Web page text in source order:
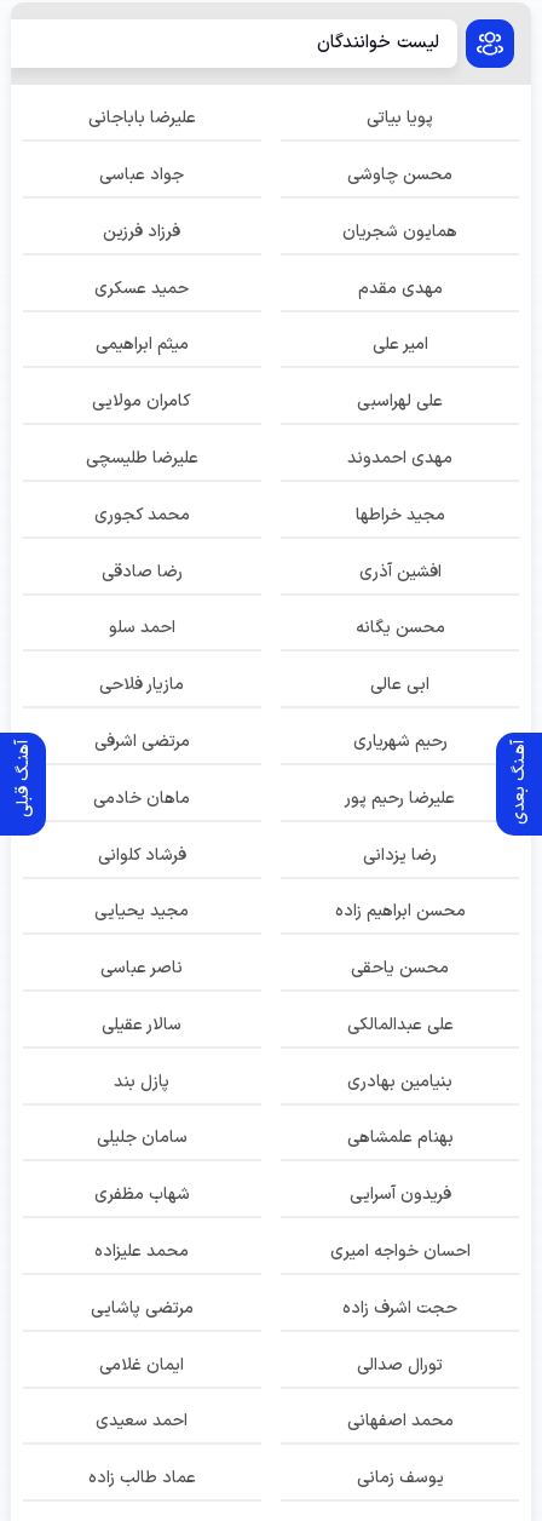
آهنـگ قبلی آهـنگ بعدی
لیست خوانندگان
پویا بیاتی علیرضا باباجانی
محسن چاوشی جواد عباسی
همایون شجریان فرزاد فرزین
مهدی مقدم حمید عسکری
امیر علی میثم ابراهیمی
علی لهراسبی کامران مولایی
مهدی احمدوند علیرضا طلیسچی
مجید خراطها محمد کجوری
افشین آذری رضا صادقی
محسن یگانه احمد سلو
ابی عالی مازیار فلاحی
رحیم شهریاری مرتضی اشرفی
علیرضا رحیم پور ماهان خادمی
رضا یزدانی فرشاد کلوانی
محسن ابراهیم زاده مجید یحیایی
محسن یاحقی ناصر عباسی
علی عبدالمالکی سالار عقیلی
بنیامین بهادری پازل بند
بهنام علمشاهی سامان جلیلی
فریدون آسرایی شهاب مظفری
احسان خواجه امیری محمد علیزاده
حجت اشرف زاده مرتضی پاشایی
تورال صدالی ایمان غلامی
محمد اصفهانی احمد سعیدی
یوسف زمانی عماد طالب زاده